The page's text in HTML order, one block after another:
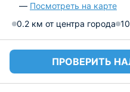
— Посмотреть на карте
0.2 км от центра города
ПРОВЕРИТЬ